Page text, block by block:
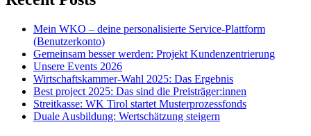
Mein WKO – deine personalisierte Service-Plattform
(Benutzerkonto)
Gemeinsam besser werden: Projekt Kundenzentrierung
Unsere Events 2026
Wirtschaftskammer-Wahl 2025: Das Ergebnis
Best project 2025: Das sind die Preisträger:innen
Streitkasse: WK Tirol startet Musterprozessfonds
Duale Ausbildung: Wertschätzung steigern